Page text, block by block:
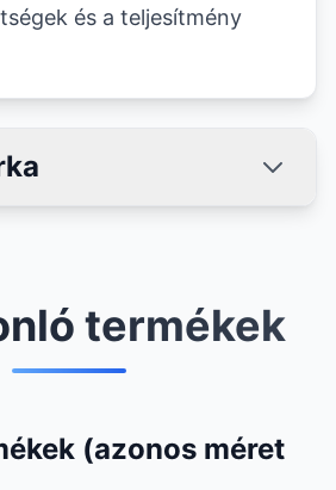
és a teljesítmény
termékek
(azonos méret